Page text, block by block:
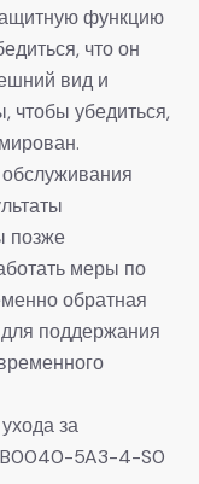
функцию
что он
вид и
чтобы убедиться,
позже
меры по
обратная
поддержания
за
5A3-4-S0